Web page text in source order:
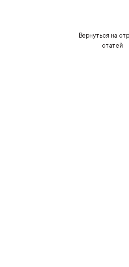
Вернуться на
статей